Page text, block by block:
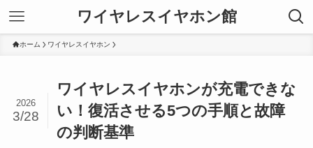
ワイヤレスイヤホン館
ホーム ワイヤレスイヤホン
ワイヤレスイヤホンが充電できな
い！復活させる5つの手順と故障
の判断基準
2026
3/28